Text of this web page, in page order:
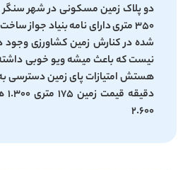
شده در کنارش زمین کشاورزی وجود
2.600